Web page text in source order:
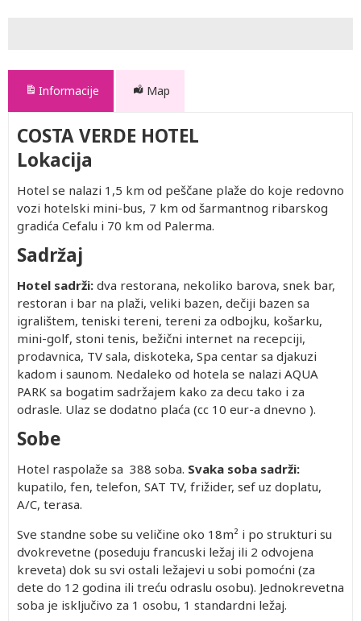
Informacije Map
COSTA VERDE HOTEL
Lokacija
Hotel se nalazi 1,5 km od peščane plaže do koje redovno
vozi hotelski mini-bus, 7 km od šarmantnog ribarskog
gradića Cefalu i 70 km od Palerma.
Sadržaj
Hotel sadrži: dva restorana, nekoliko barova, snek bar,
restoran i bar na plaži, veliki bazen, dečiji bazen sa
igralištem, teniski tereni, tereni za odbojku, košarku,
mini-golf, stoni tenis, bežični internet na recepciji,
prodavnica, TV sala, diskoteka, Spa centar sa djakuzi
kadom i saunom. Nedaleko od hotela se nalazi AQUA
PARK sa bogatim sadržajem kako za decu tako i za
odrasle. Ulaz se dodatno plaća (cc 10 eur-a dnevno ).
Sobe
Hotel raspolaže sa 388 soba. Svaka soba sadrži:
kupatilo, fen, telefon, SAT TV, frižider, sef uz doplatu,
A/C, terasa.
Sve standne sobe su veličine oko 18m² i po strukturi su
dvokrevetne (poseduju francuski ležaj ili 2 odvojena
kreveta) dok su svi ostali ležajevi u sobi pomoćni (za
dete do 12 godina ili treću odraslu osobu). Jednokrevetna
soba je isključivo za 1 osobu, 1 standardni ležaj.